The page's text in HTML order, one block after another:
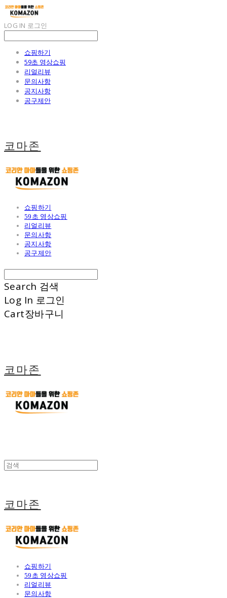
LOG IN 로그인
쇼핑하기
59초 영상쇼핑
리얼리뷰
문의사항
공지사항
공구제안
코마존
쇼핑하기
59초 영상쇼핑
리얼리뷰
문의사항
공지사항
공구제안
Search 검색
Log In 로그인
Cart장바구니
코마존
코마존
쇼핑하기
59초 영상쇼핑
리얼리뷰
문의사항